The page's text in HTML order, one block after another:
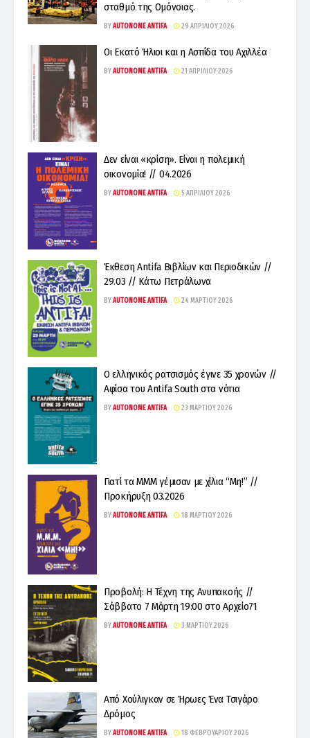
σταθμό της Ομόνοιας.
BYAUTONOME ANTIFA 29 ΑΠΡΙΛΊΟΥ 2026
Οι Εκατό Ήλιοι και η Ασπίδα του Αχιλλέα
BYAUTONOME ANTIFA 21 ΑΠΡΙΛΊΟΥ 2026
Δεν είναι «κρίση». Είναι η πολεμική
οικονομία! // 04.2026
BYAUTONOME ANTIFA 5 ΑΠΡΙΛΊΟΥ 2026
Έκθεση Antifa Βιβλίων και Περιοδικών //
29.03 // Κάτω Πετράλωνα
BYAUTONOME ANTIFA 24 ΜΑΡΤΊΟΥ 2026
Ο ελληνικός ρατσισμός έγινε 35 χρονών //
Αφίσα του Antifa South στα νότια
BYAUTONOME ANTIFA 23 ΜΑΡΤΊΟΥ 2026
Γιατί τα ΜΜΜ γέμισαν με χίλια “Μη!” //
Προκήρυξη 03.2026
BYAUTONOME ANTIFA 18 ΜΑΡΤΊΟΥ 2026
Προβολή: Η Τέχνη της Ανυπακοής //
Σάββατο 7 Μάρτη 19:00 στο Αρχείο71
BYAUTONOME ANTIFA 3 ΜΑΡΤΊΟΥ 2026
Από Χούλιγκαν σε Ήρωες Ένα Τσιγάρο
Δρόμος
BYAUTONOME ANTIFA 18 ΦΕΒΡΟΥΑΡΊΟΥ 2026